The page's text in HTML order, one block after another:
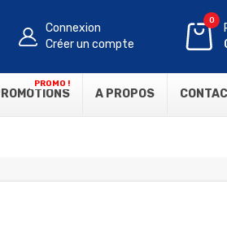
Connexion
Créer un compte
0
PROMO !
A PROPOS